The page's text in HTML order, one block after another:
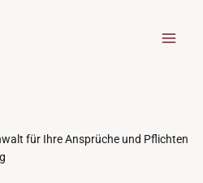
für Ihre Ansprüche und Pflichten